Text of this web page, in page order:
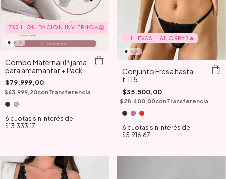
3X2 LIQUIDACION INVIERNO❄️🥶
Combo Maternal (Pijama
para amamantar + Pack
de bodys contenedores)
$79.999,00
$63.999,20conTransferencia
6 cuotas sin interés de
$13.333,17
+ LLEVAS + AHORRAS🔥
Conjunto Fresa hasta
t.115
$35.500,00
$28.400,00conTransferencia
6 cuotas sin interés de
$5.916,67